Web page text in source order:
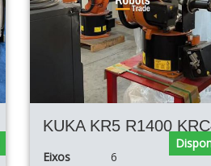
KUKA KR5 R1400
Eixos
6